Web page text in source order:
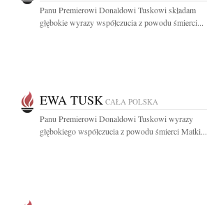
Panu Premierowi Donaldowi Tuskowi składam
głębokie wyrazy współczucia z powodu śmierci...
EWA TUSK CAŁA POLSKA
Panu Premierowi Donaldowi Tuskowi wyrazy
głębokiego współczucia z powodu śmierci Matki...